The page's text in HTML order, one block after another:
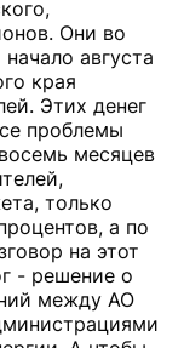
Они во
августа
края
Этих денег
проблемы
месяцев
только
а по
на этот
- решение о
между АО